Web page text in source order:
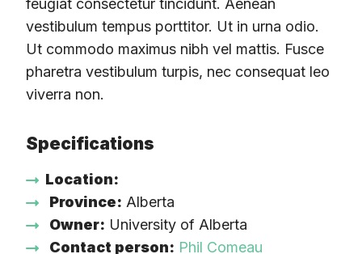
feugiat consectetur tincidunt. Aenean
vestibulum tempus porttitor. Ut in urna odio.
Ut commodo maximus nibh vel mattis. Fusce
pharetra vestibulum turpis, nec consequat leo
viverra non.
Specifications
Location:
Province: Alberta
Owner: University of Alberta
Contact person: Phil Comeau